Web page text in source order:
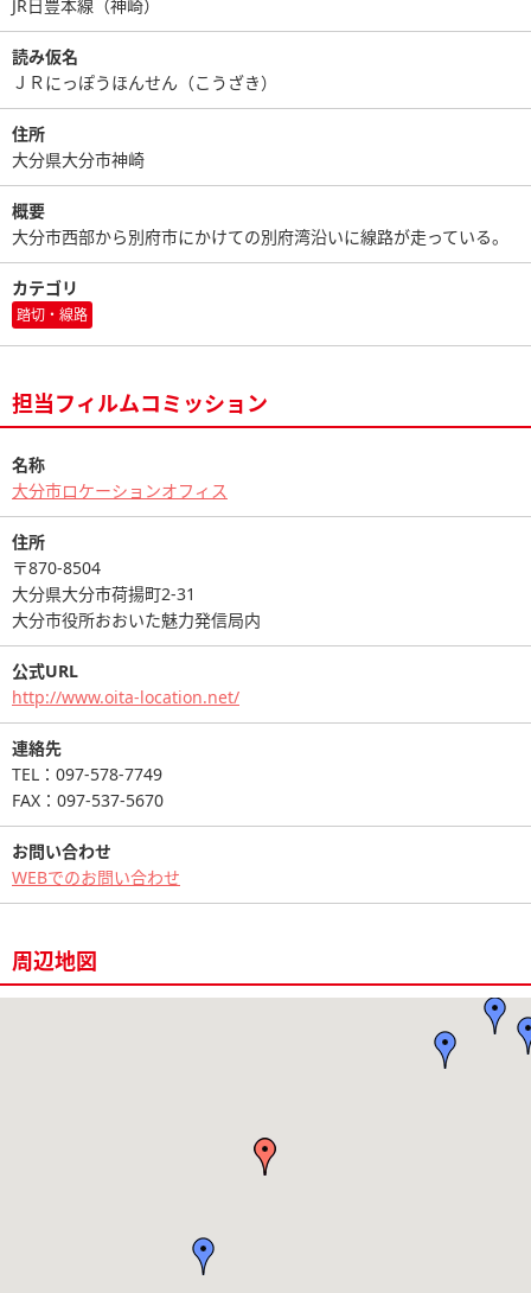
JR日豊本線（神崎）
読み仮名
ＪＲにっぽうほんせん（こうざき）
住所
大分県大分市神崎
概要
大分市西部から別府市にかけての別府湾沿いに線路が走っている。
カテゴリ
踏切・線路
担当フィルムコミッション
名称
大分市ロケーションオフィス
住所
〒870-8504
大分県大分市荷揚町2-31
大分市役所おおいた魅力発信局内
公式URL
http://www.oita-location.net/
連絡先
TEL：097-578-7749
FAX：097-537-5670
お問い合わせ
WEBでのお問い合わせ
周辺地図